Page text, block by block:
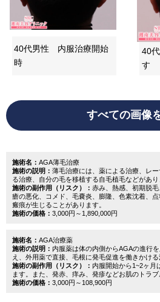
40代男性 内服治療開始
時
40
す
すべての画像
施術名： AGA薄毛治療
施術の説明： 薄毛治療には、薬による治療、レ
る治療、自分の毛を移植する自毛植毛などがあり
施術の副作用（リスク）： 赤み、熱感、初期脱
瘡の悪化、コメド、毛嚢炎、膨隆、色素沈着、点
瘢痕が生じることがあります。
施術の価格： 3,000円～1,890,000円
施術名： AGA治療薬
施術の説明： 内服薬は体の内側からAGAの進行
え、外用薬で直接、毛根に発毛促進を働きかける
施術の副作用（リスク）： 内服開始から1~2ヶ月
ます。また、発赤、痒み、発疹などお肌のトラ
施術の価格： 3,000円～108,900円